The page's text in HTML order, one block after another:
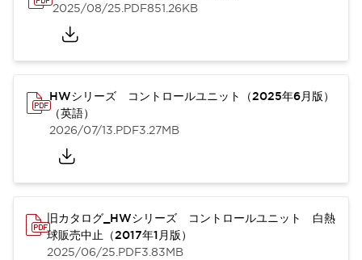
2025/08/25.PDF851.26KB
HWシリーズ コントロールユニット（2025年6月版）
（英語）
2026/07/13.PDF3.27MB
旧カタログ_HWシリーズ コントロールユニット 白熱
球販売中止（2017年1月版）
2025/06/25.PDF3.83MB